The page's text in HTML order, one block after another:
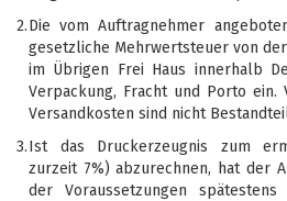
2.Die vom Auftragnehmer
gesetzliche Mehrwertsteuer von
im Übrigen Frei Haus innerhalb
Verpackung, Fracht und Porto ein.
Versandkosten sind nicht
3.Ist das Druckerzeugnis zum
zurzeit 7%) abzurechnen, hat der
der Voraussetzungen